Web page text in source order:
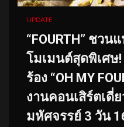
UPDATE
“FOURTH” ชวน
โมเมนต์สุดพิเศษ
ร้อง “OH MY
งานคอนเสิร์ตเดี่
มหัศจรรย์ 3 วัน